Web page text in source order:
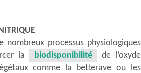
processus physiologiques
la
biodisponibilité
de l’oxyde
comme la betterave ou les